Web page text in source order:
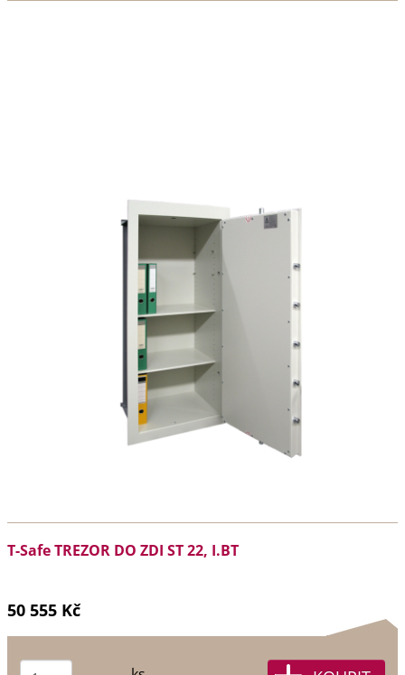
T-Safe TREZOR DO ZDI ST 22, I.BT
50 555 Kč